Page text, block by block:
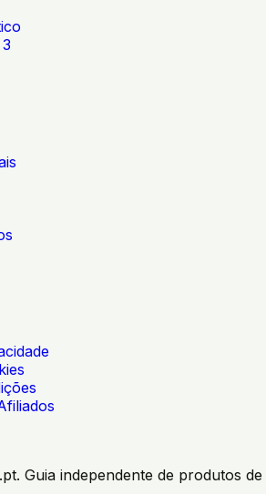
Guia independente de produtos de